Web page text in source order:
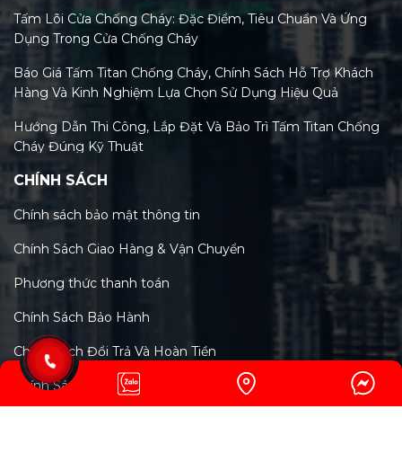
Tấm Lõi Cửa Chống Cháy: Đặc Điểm, Tiêu Chuẩn Và Ứng
Dụng Trong Cửa Chống Cháy
Báo Giá Tấm Titan Chống Cháy, Chính Sách Hỗ Trợ Khách
Hàng Và Kinh Nghiệm Lựa Chọn Sử Dụng Hiệu Quả
Hướng Dẫn Thi Công, Lắp Đặt Và Bảo Trì Tấm Titan Chống
Cháy Đúng Kỹ Thuật
Tiêu Chuẩn Tấm Titan Chống Cháy Và Xu Hướng Kiểm
Định Mới Nhất 2026
Trường Việt Nam Hiện Nay
Tấm Titan Chống Cháy: Tính Năng, Lợi Ích & So Sánh Chi
Tiết Với MGO, Rockwool
Cấu tạo và thành phần chính của tấm titan chống cháy: Bí
mật công nghệ vật liệu xanh
Tổng quan về tấm titan chống cháy: Đặc tính, ứng dụng
CHÍNH SÁCH
Chính sách bảo mật thông tin
Chính Sách Giao Hàng & Vận Chuyển
Phương thức thanh toán
Chính Sách Bảo Hành
Chính Sách Đổi Trả Và Hoàn Tiền
Chính Sách Giải Quyết Khiếu Nại